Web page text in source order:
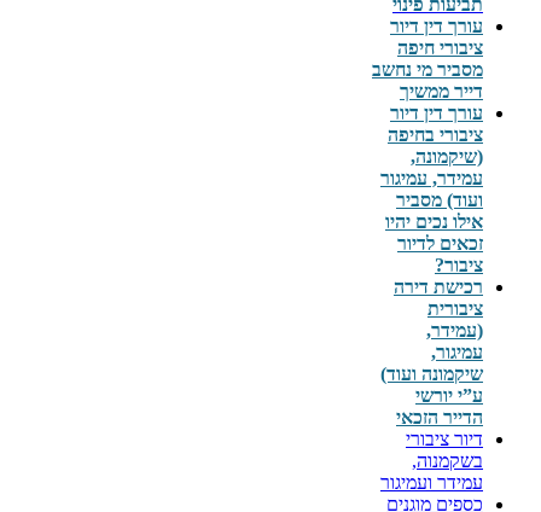
עורך דין דיור
ציבורי חיפה
מסביר מי נחשב
דייר ממשיך
עורך דין דיור
ציבורי בחיפה
(שיקמונה,
עמידר, עמיגור
ועוד) מסביר
אילו נכים יהיו
זכאים לדיור
ציבור?
רכישת דירה
ציבורית
(עמידר,
עמיגור,
שיקמונה ועוד)
ע”י יורשי
הדייר הזכאי
דיור ציבורי
בשקמנוה,
עמידר ועמיגור
כספים מוגנים